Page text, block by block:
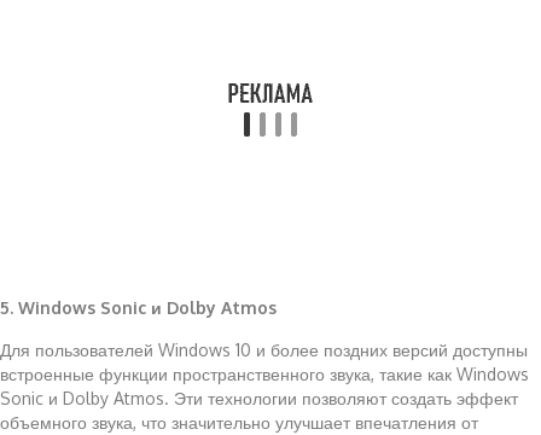
5. Windows Sonic и Dolby Atmos
Для пользователей Windows 10 и более поздних версий доступны
встроенные функции пространственного звука, такие как Windows
Sonic и Dolby Atmos. Эти технологии позволяют создать эффект
объемного звука, что значительно улучшает впечатления от